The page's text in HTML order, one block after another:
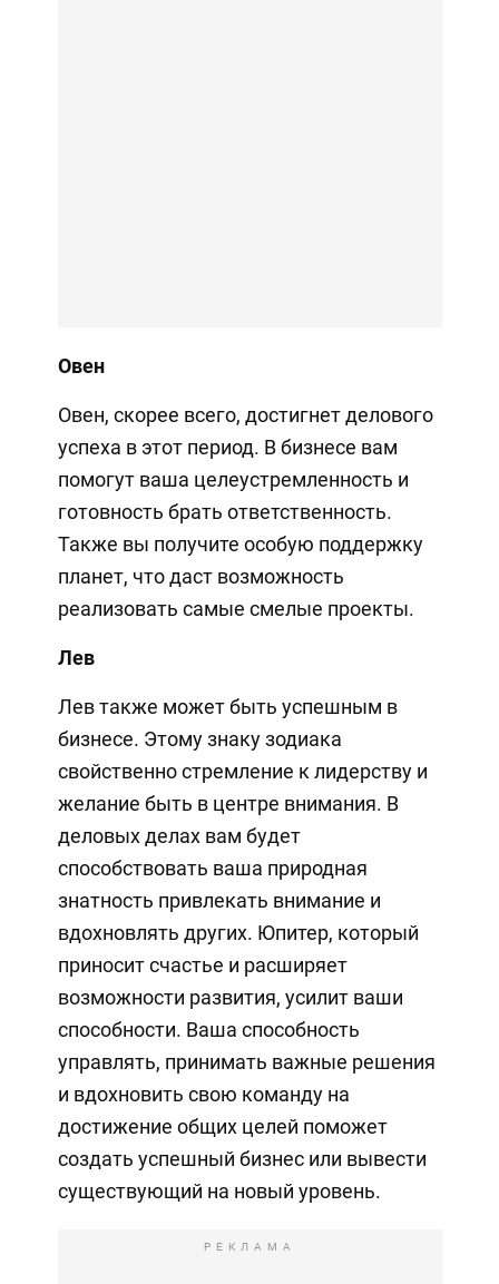
Овен
Овен, скорее всего, достигнет делового
успеха в этот период. В бизнесе вам
помогут ваша целеустремленность и
готовность брать ответственность.
Также вы получите особую поддержку
планет, что даст возможность
реализовать самые смелые проекты.
Лев
Лев также может быть успешным в
бизнесе. Этому знаку зодиака
свойственно стремление к лидерству и
желание быть в центре внимания. В
деловых делах вам будет
способствовать ваша природная
знатность привлекать внимание и
вдохновлять других. Юпитер, который
приносит счастье и расширяет
возможности развития, усилит ваши
способности. Ваша способность
управлять, принимать важные решения
и вдохновить свою команду на
достижение общих целей поможет
создать успешный бизнес или вывести
существующий на новый уровень.
РЕКЛАМА